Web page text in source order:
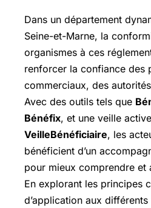
Dans un département
Seine-et-Marne, la
organismes à ces
renforcer la confiance des
commerciaux, des
Avec des outils tels que
Bénéfix, et une veille
VeilleBénéficiaire, les
bénéficient d’un
pour mieux comprendre et
En explorant les principes
d’application aux